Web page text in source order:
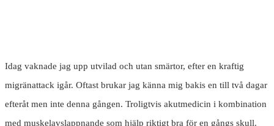
Idag vaknade jag upp utvilad och utan smärtor, efter en kraftig
migränattack igår. Oftast brukar jag känna mig bakis en till två dagar
efteråt men inte denna gången. Troligtvis akutmedicin i kombination
med muskelavslappnande som hjälp riktigt bra för en gångs skull.